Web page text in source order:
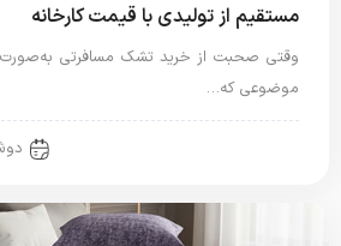
مستقیم از تولیدی با قیمت کارخانه
وقتی صحبت از خرید تشک مسافرتی
موضوعی که…
دوشنبه